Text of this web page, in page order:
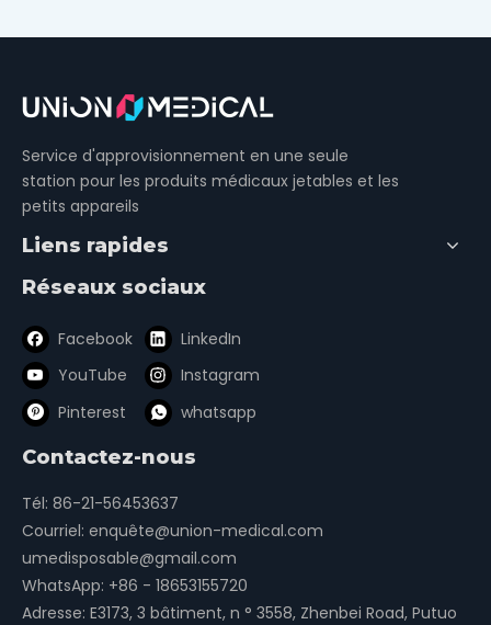
Service d'approvisionnement en une seule
station pour les produits médicaux jetables et les
petits appareils
Liens rapides
Réseaux sociaux
Facebook
LinkedIn
YouTube
Instagram
Pinterest
whatsapp
Contactez-nous
Tél: 86-21-56453637
Courriel: enquête@union-medical.com
umedisposable@gmail.com
WhatsApp: +86 - 18653155720
Adresse: E3173, 3 bâtiment, n ° 3558, Zhenbei Road, Putuo